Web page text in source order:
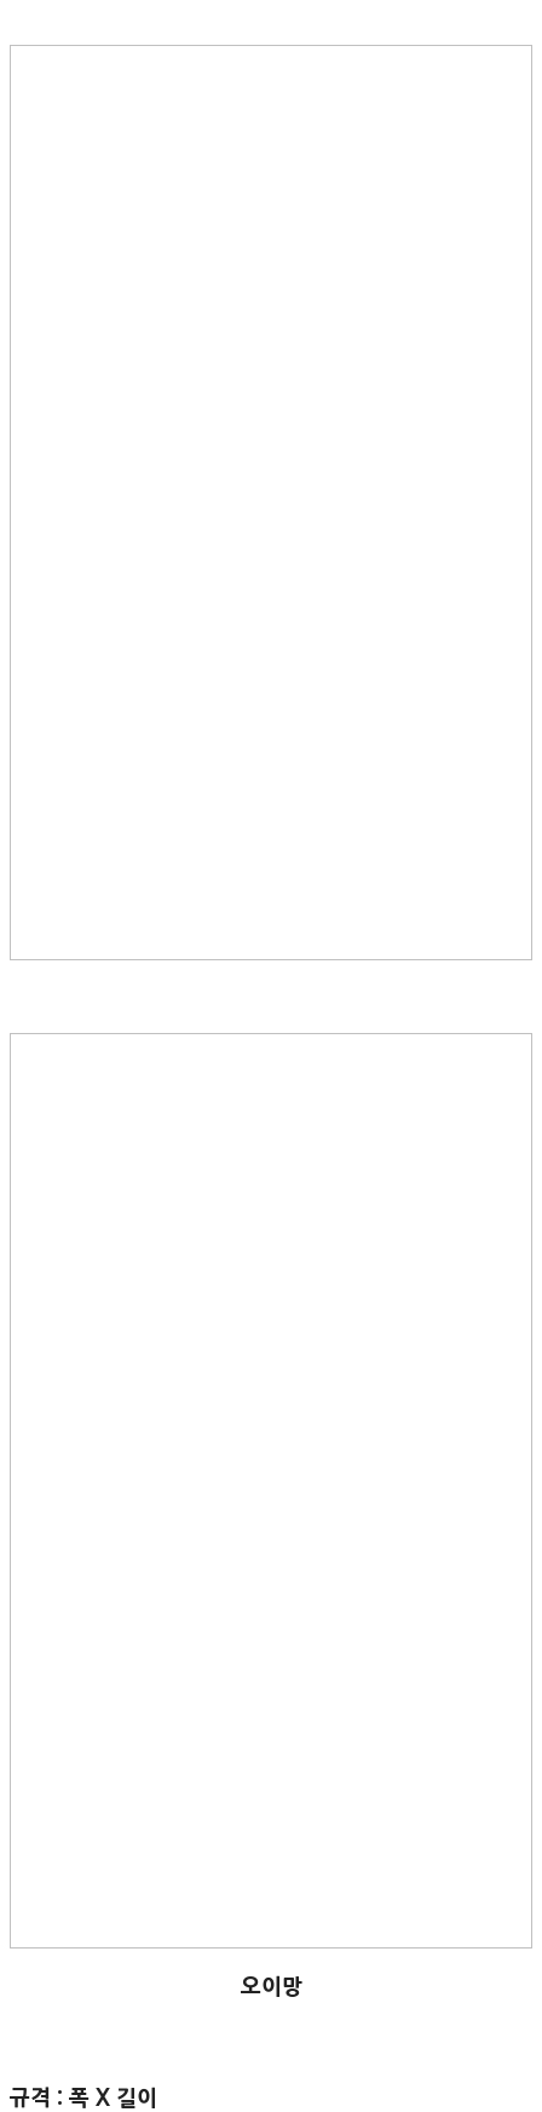
오이망
규격 : 폭 X 길이